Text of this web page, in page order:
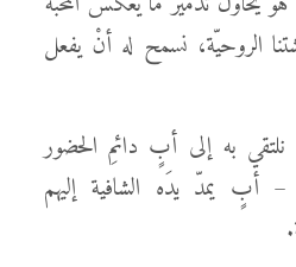
الروحيّة، نسمح له أنْ يفعل
به إلى أبٍ دائمِ الحضور
– أبٍ يمدّ يدَه الشافية إليهم